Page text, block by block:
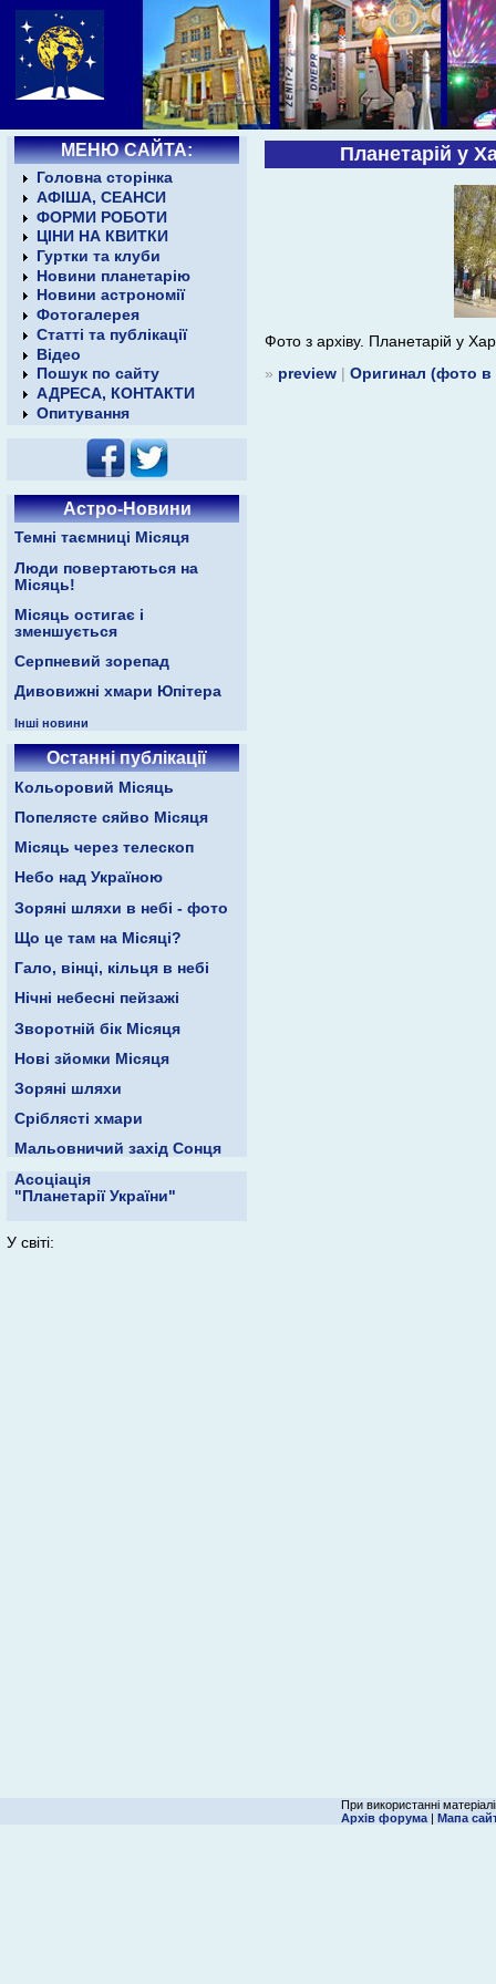
МЕНЮ САЙТА:
Головна сторінка
АФІША, СЕАНСИ
ФОРМИ РОБОТИ
ЦІНИ НА КВИТКИ
Гуртки та клуби
Новини планетарію
Новини астрономії
Фотогалерея
Статті та публікації
Відео
Пошук по сайту
АДРЕСА, КОНТАКТИ
Опитування
Астро-Новини
Темні таємниці Місяця
Люди повертаються на
Місяць!
Місяць остигає і
зменшується
Серпневий зорепад
Дивовижні хмари Юпітера
Інші новини
Останні публікації
Кольоровий Місяць
Попелясте сяйво Місяця
Місяць через телескоп
Небо над Україною
Зоряні шляхи в небі - фото
Що це там на Місяці?
Гало, вінці, кільця в небі
Нічні небесні пейзажі
Зворотній бік Місяця
Нові зйомки Місяця
Зоряні шляхи
Сріблясті хмари
Мальовничий захід Сонця
Асоціація
"Планетарії України"
У світі:
Планетарій у
Фото з архіву. Планетарій у
» preview Оригинал (фото
При використанні
Архів форума| Мапа